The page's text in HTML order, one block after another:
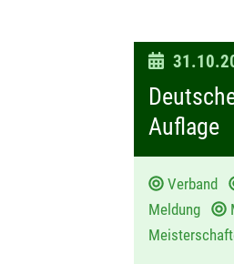
D
t
u
m
:
Auflage
Verband
Meldung